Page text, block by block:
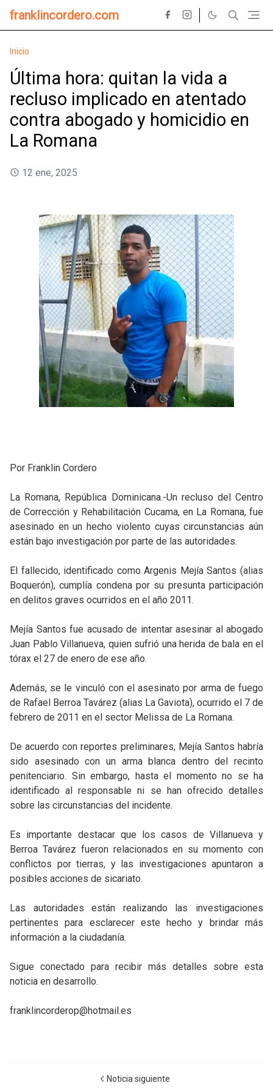
franklincordero.com
Inicio
Última hora: quitan la vida a
recluso implicado en atentado
contra abogado y homicidio en
La Romana
12 ene, 2025
Por Franklin Cordero
La Romana, República Dominicana.-Un recluso del Centro
de Corrección y Rehabilitación Cucama, en La Romana, fue
asesinado en un hecho violento cuyas circunstancias aún
están bajo investigación por parte de las autoridades.
El fallecido, identificado como Argenis Mejía Santos (alias
Boquerón), cumplía condena por su presunta participación
en delitos graves ocurridos en el año 2011.
Mejía Santos fue acusado de intentar asesinar al abogado
Juan Pablo Villanueva, quien sufrió una herida de bala en el
tórax el 27 de enero de ese año.
Además, se le vinculó con el asesinato por arma de fuego
de Rafael Berroa Tavárez (alias La Gaviota), ocurrido el 7 de
febrero de 2011 en el sector Melissa de La Romana.
De acuerdo con reportes preliminares, Mejía Santos habría
sido asesinado con un arma blanca dentro del recinto
penitenciario. Sin embargo, hasta el momento no se ha
identificado al responsable ni se han ofrecido detalles
sobre las circunstancias del incidente.
Es importante destacar que los casos de Villanueva y
Berroa Tavárez fueron relacionados en su momento con
conflictos por tierras, y las investigaciones apuntaron a
posibles acciones de sicariato.
Las autoridades están realizando las investigaciones
pertinentes para esclarecer este hecho y brindar más
información a la ciudadanía.
Sigue conectado para recibir más detalles sobre esta
noticia en desarrollo.
franklincorderop@hotmail.es
Noticia siguiente